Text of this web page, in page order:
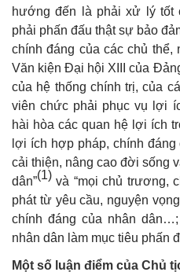
hướng đến là phải xử lý tốt
phải phấn đấu thật sự bảo
chính đáng của các chủ thể,
Văn kiện Đại hội XIII của
của hệ thống chính trị, của
viên chức phải phục vụ lợi
hài hòa các quan hệ lợi ích
lợi ích hợp pháp, chính
cải thiện, nâng cao đời sống
dân”(1) và “mọi chủ trương,
phát từ yêu cầu, nguyện
chính đáng của nhân
nhân dân làm mục tiêu phấn
Một số luận điểm của Chủ